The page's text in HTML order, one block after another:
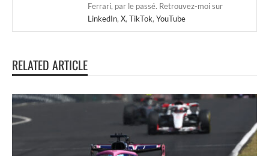
Ferrari, par le passé. Retrouvez-moi sur
LinkedIn, X, TikTok, YouTube
RELATED ARTICLE